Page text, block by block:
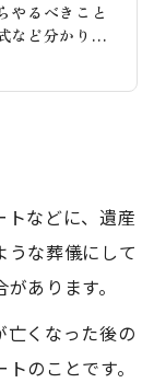
やるべきこと
など分かりや
トなどに、遺産
うな葬儀にして
あります。
亡くなった後の
のことです。